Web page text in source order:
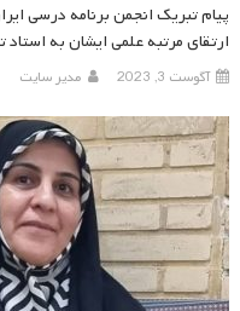
پیام تبریک انجمن برنامه درسی
ارتقای مرتبه علمی ایشان به استاد
آگوست 3, 2023 مدیر سایت